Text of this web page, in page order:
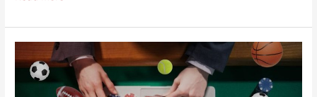
Giriş
Adresi
Hangisi